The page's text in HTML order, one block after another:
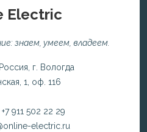
Electric
знаем, умеем, владеем.
г. Вологда
1, оф. 116
+7 911 502 22 29
electric.ru